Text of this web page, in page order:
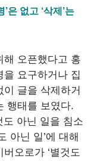
은 없고 ‘삭제’는
해 오픈했다고 홍
을 요구하거나 집
글을 삭제하거
행태를 보였다.
도 아닌 일을 침소
아닌 일’에 대해
오로가 ‘별것도